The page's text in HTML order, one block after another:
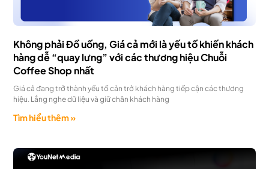
Không phải Đồ uống, Giá cả mới là yếu tố khiến khách
hàng dễ “quay lưng” với các thương hiệu Chuỗi
Coffee Shop nhất
Giá cả đang trở thành yếu tố cản trở khách hàng tiếp cận các thương
hiệu. Lắng nghe dữ liệu và giữ chân khách hàng
Tìm hiểu thêm »